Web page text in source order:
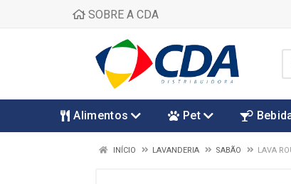
SOBRE A CDA
Alimentos Pet
INÍCIO LAVANDERIA SABÃO LAVA